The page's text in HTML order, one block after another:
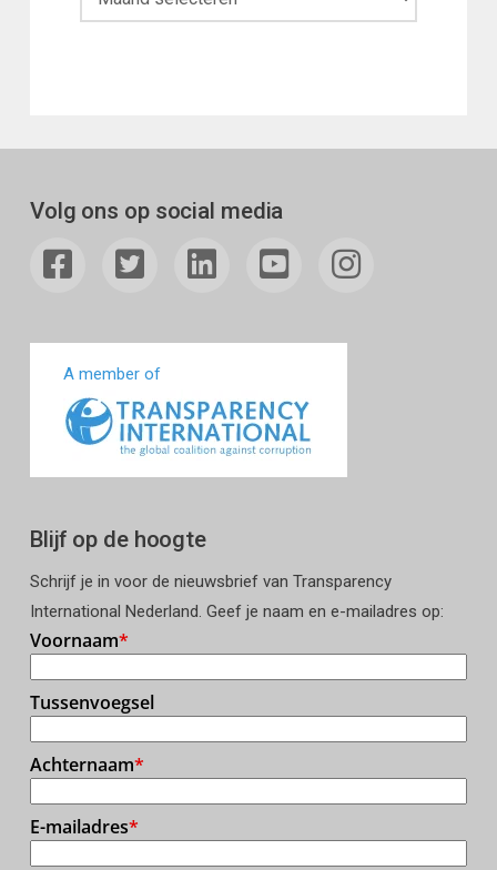
Volg ons op social media
A member of
Blijf op de hoogte
Schrijf je in voor de nieuwsbrief van Transparency
International Nederland. Geef je naam en e-mailadres op: